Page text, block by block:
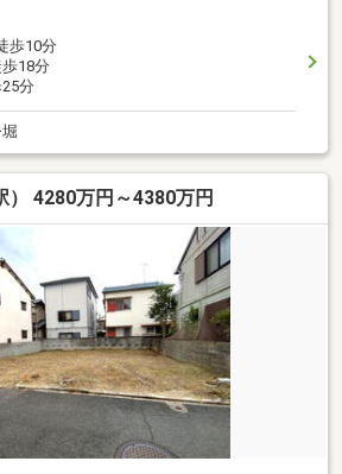
歩10分
18分
分
） 4280万円～4380万円